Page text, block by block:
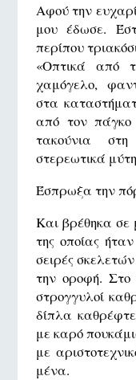
Αφού την
μου έδωσε.
περίπου
«Οπτικά από
χαμόγελο,
στα
από τον πάγκο
τακούνια
στερεωτικά
Έσπρωξα την
Και βρέθηκα σε
της οποίας
σειρές
την οροφή. Στο
στρογγυλοί
δίπλα
με καρό
με
μένα.